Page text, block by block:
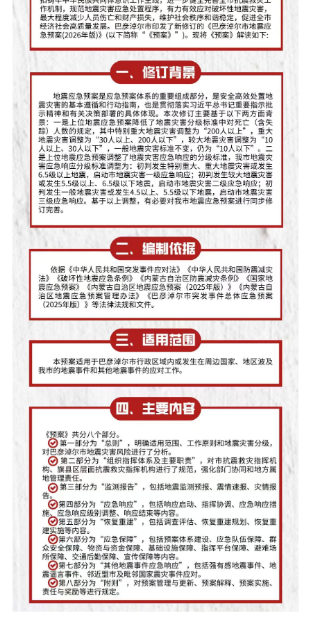
在线访谈 意见征集 诉求公开
走进巴彦淖尔
行政区划 自然地理 资源禀赋
人文历史